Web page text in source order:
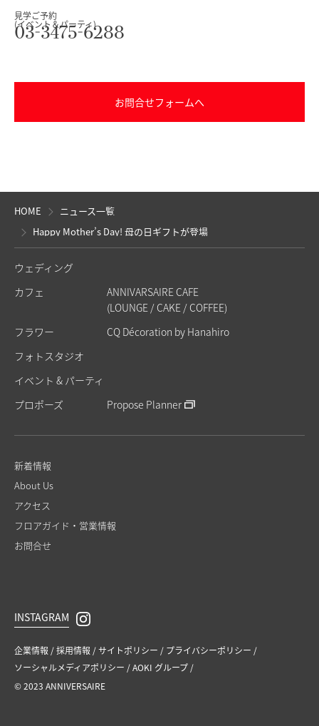
見学ご予約
(イベント＆パーティ)
03-3475-6288
お問合せフォームへ
HOME
ニュース一覧
Happy Mother’s Day! 母の日ギフトが登場
ウェディング
カフェ
ANNIVARSAIRE CAFE
(LOUNGE / CAKE / COFFEE)
フラワー
CQ Décoration by Hanahiro
フォトスタジオ
イベント & パーティ
プロポーズ
Propose Planner
新着情報
About Us
アクセス
フロアガイド・営業情報
お問合せ
INSTAGRAM
企業情報 採⽤情報 サイトポリシー
プライバシーポリシー
ソーシャルメディアポリシー
AOKI グループ
© 2023 ANNIVERSAIRE